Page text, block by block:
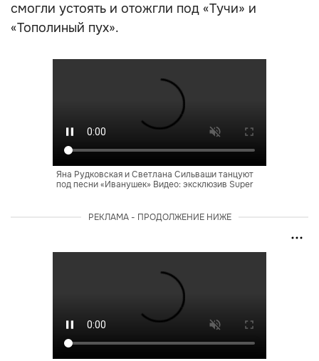
смогли устоять и отожгли под «Тучи» и
«Тополиный пух».
Яна Рудковская и Светлана Сильваши танцуют
под песни «Иванушек» Видео: эксклюзив Super
РЕКЛАМА - ПРОДОЛЖЕНИЕ НИЖЕ